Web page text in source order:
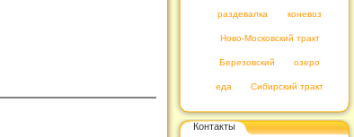
раздевалка коневоз
Ново-Московский тракт
Березовский озеро
еда Сибирский тракт
Контакты